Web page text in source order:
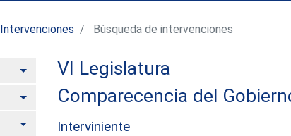
Intervenciones Búsqueda de intervenciones
Alternar
Alternar
Alternar
VI Legislatura
Comparecencia del
Interviniente